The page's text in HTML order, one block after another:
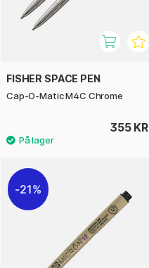
FISHER SPACE PEN
Cap-O-Matic M4C Chrome
355 KR
21%